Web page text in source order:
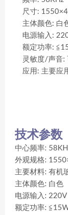
尺寸:
主体颜色: 白
电源输入:
额定功率:
灵敏度/声音:
应用: 主要应
技术参数
中心频率:
外观规格:
主要材料: 有机
主体颜色: 白色
电源输入: 220V
额定功率: